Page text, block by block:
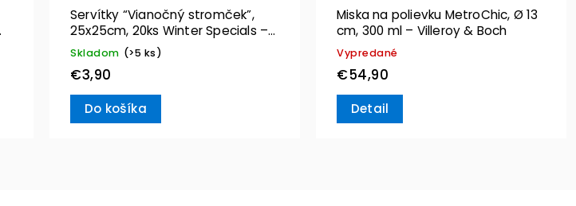
Servítky “Vianočný stromček”,
25x25cm, 20ks Winter Specials –
Villeroy & Boch
Skladom (>5 ks)
€3,90
Do košíka
Miska na polievku MetroChic, Ø 13
cm, 300 ml – Villeroy & Boch
Vypredané
€54,90
Detail